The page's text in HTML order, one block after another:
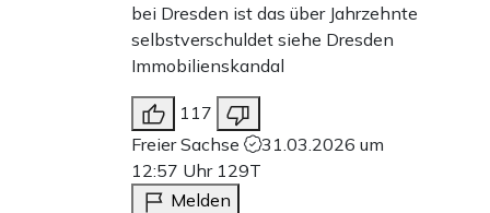
bei Dresden ist das über Jahrzehnte
selbstverschuldet siehe Dresden
Immobilienskandal
117
Freier Sachse
31.03.2026 um
12:57 Uhr 129T
Melden